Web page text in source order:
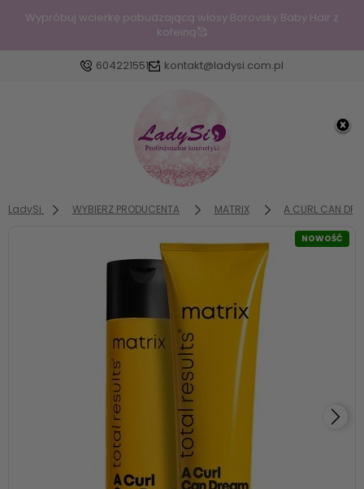
Wypróbuj wcierkę pobudzającą włosy Borovsky Baby Hair z
kofeiną🥰
604221551 kontakt@ladysi.com.pl
Zaloguj się
Załóż konto
Wybierz coś dla siebie z naszej aktualnej oferty lub
zaloguj się, aby przywrócić dodane produkty do
listy z poprzedniej sesji.
LadySi WYBIERZ PRODUCENTA MATRIX A CURL CAN
NOWOŚĆ